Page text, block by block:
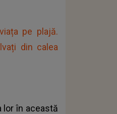
pe plajă.
din calea
lor în această